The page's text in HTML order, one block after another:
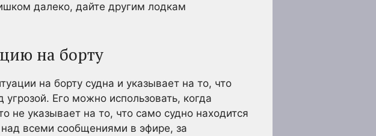
далеко, дайте другим лодкам
на борту
на борту судна и указывает на то, что
Его можно использовать, когда
не указывает на то, что само судно находится
всеми сообщениями в эфире, за